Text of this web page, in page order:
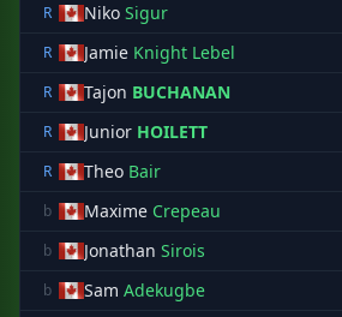
R
Niko Sigur
R
Jamie Knight Lebel
R
Tajon BUCHANAN
R
Junior HOILETT
R
Theo Bair
b
Maxime Crepeau
b Jonathan Sirois
b Sam Adekugbe